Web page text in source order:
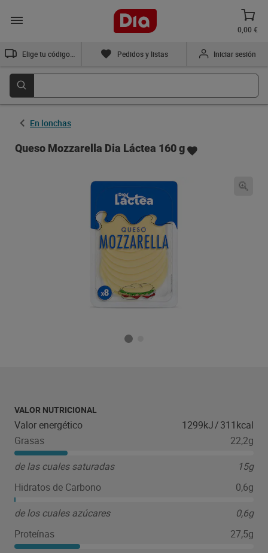
0,00 €
Pedidos y listas Iniciar sesión
En lonchas
Queso Mozzarella Dia Láctea 160 g
VALOR NUTRICIONAL
Valor energético 1299kJ/311kcal
Grasas
22,2g
de las cuales saturadas
15g
Hidratos de Carbono
0,6g
de los cuales azúcares
0,6g
Proteínas
27,5g